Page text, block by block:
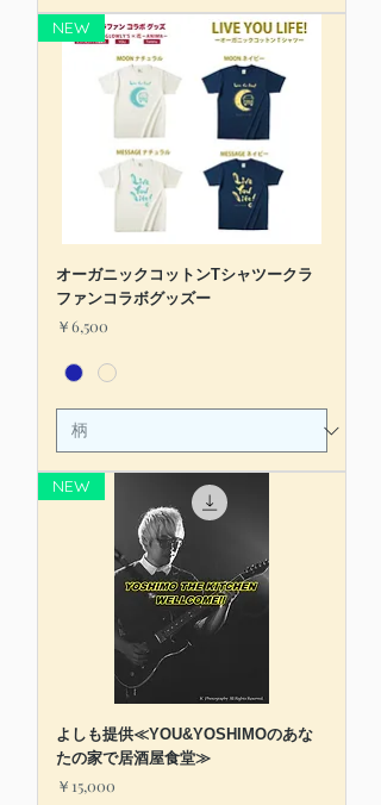
NEW
オーガニックコットンTシャツークラ
ファンコラボグッズー
価格
￥6,500
NEW
よしも提供≪YOU&YOSHIMOのあな
たの家で居酒屋食堂≫
価格
￥15,000